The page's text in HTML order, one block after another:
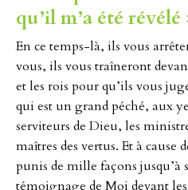
qu’il m’a été
En ce temps-là, ils vous
vous, ils vous traîneront
et les rois pour qu’ils vous
qui est un grand péché, aux
serviteurs de Dieu, les
maîtres des vertus. Et à cause
punis de mille façons jusqu’à
témoignage de Moi devant